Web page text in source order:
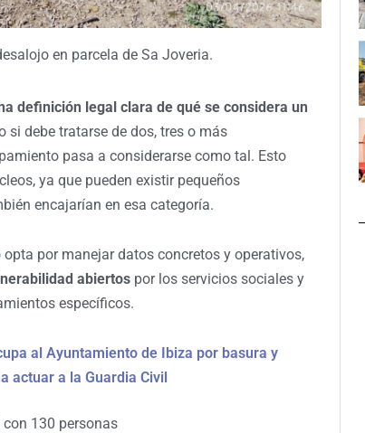
en parcela de Sa Joveria.
definición legal clara de qué se considera un
si debe tratarse de dos, tres o más
pasa a considerarse como tal. Esto
ya que pueden existir pequeños
encajarían en esa categoría.
por manejar datos concretos y operativos,
abiertos por los servicios sociales y
específicos.
al Ayuntamiento de Ibiza por basura y
actuar a la Guardia Civil
130 personas